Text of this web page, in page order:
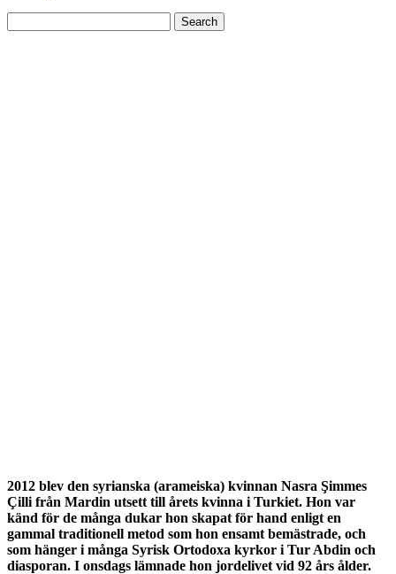
2012 blev den syrianska (arameiska) kvinnan Nasra Şimmes
Çilli från Mardin utsett till årets kvinna i Turkiet. Hon var
känd för de många dukar hon skapat för hand enligt en
gammal traditionell metod som hon ensamt bemästrade, och
som hänger i många Syrisk Ortodoxa kyrkor i Tur Abdin och
diasporan. I onsdags lämnade hon jordelivet vid 92 års ålder.